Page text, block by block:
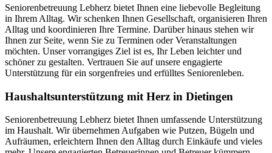
Seniorenbetreuung Lebherz bietet Ihnen eine liebevolle Begleitung
in Ihrem Alltag. Wir schenken Ihnen Gesellschaft, organisieren Ihren
Alltag und koordinieren Ihre Termine. Darüber hinaus stehen wir
Ihnen zur Seite, wenn Sie zu Terminen oder Veranstaltungen
möchten. Unser vorrangiges Ziel ist es, Ihr Leben leichter und
schöner zu gestalten. Vertrauen Sie auf unsere engagierte
Unterstützung für ein sorgenfreies und erfülltes Seniorenleben.
Haushalts­unterstützung mit Herz in Dietingen
Seniorenbetreuung Lebherz bietet Ihnen umfassende Unterstützung
im Haushalt. Wir übernehmen Aufgaben wie Putzen, Bügeln und
Aufräumen, erleichtern Ihnen den Alltag durch Einkäufe und vieles